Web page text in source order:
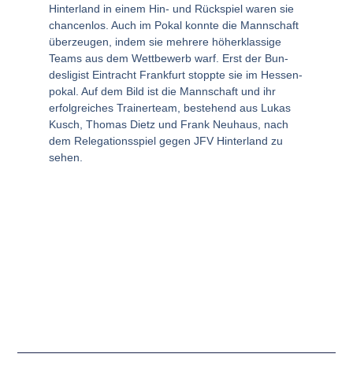
Hin­ter­land in einem Hin- und Rück­spiel waren sie
chan­cen­los. Auch im Pokal konn­te die Mann­schaft
über­zeu­gen, indem sie meh­re­re höher­klas­si­ge
Teams aus dem Wett­be­werb warf. Erst der Bun­
des­li­gist Ein­tracht Frank­furt stopp­te sie im Hes­sen­
po­kal. Auf dem Bild ist die Mann­schaft und ihr
erfolg­rei­ches Trai­ner­team, bestehend aus Lukas
Kusch, Tho­mas Dietz und Frank Neu­haus, nach
dem Rele­ga­ti­ons­spiel gegen JFV Hin­ter­land zu
sehen.